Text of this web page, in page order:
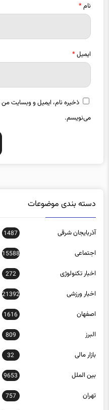
نام*
ایمیل*
ذخیره نام، ایمیل و وبسایت من
می‌نویسم.
دسته بندی موضوعات
آذربایجان شرقی 1487
اجتماعی 15588
اخبار تکنولوژی 272
اخبار ورزشی 21392
اصفهان 1616
البرز 809
بازار مالی 32
بین الملل 9653
تهران 757